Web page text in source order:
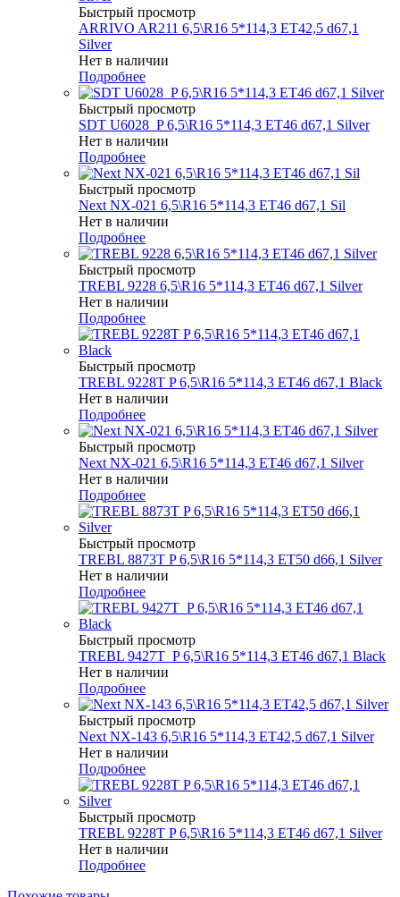
Быстрый просмотр
ARRIVO AR211 6,5\R16 5*114,3 ET42,5 d67,1
Silver
Нет в наличии
Подробнее
Быстрый просмотр
SDT U6028_P 6,5\R16 5*114,3 ET46 d67,1 Silver
Нет в наличии
Подробнее
Быстрый просмотр
Next NX-021 6,5\R16 5*114,3 ET46 d67,1 Sil
Нет в наличии
Подробнее
Быстрый просмотр
TREBL 9228 6,5\R16 5*114,3 ET46 d67,1 Silver
Нет в наличии
Подробнее
Быстрый просмотр
TREBL 9228T P 6,5\R16 5*114,3 ET46 d67,1 Black
Нет в наличии
Подробнее
Быстрый просмотр
Next NX-021 6,5\R16 5*114,3 ET46 d67,1 Silver
Нет в наличии
Подробнее
Быстрый просмотр
TREBL 8873T P 6,5\R16 5*114,3 ET50 d66,1 Silver
Нет в наличии
Подробнее
Быстрый просмотр
TREBL 9427T_P 6,5\R16 5*114,3 ET46 d67,1 Black
Нет в наличии
Подробнее
Быстрый просмотр
Next NX-143 6,5\R16 5*114,3 ET42,5 d67,1 Silver
Нет в наличии
Подробнее
Быстрый просмотр
TREBL 9228T P 6,5\R16 5*114,3 ET46 d67,1 Silver
Нет в наличии
Подробнее